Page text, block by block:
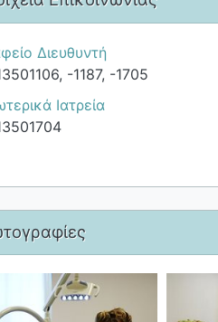
Διευθυντή
-1187, -1705
Ιατρεία